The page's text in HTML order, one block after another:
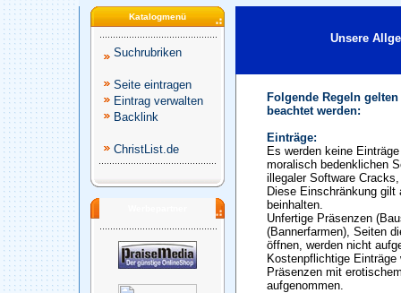
Katalogmenü
Suchrubriken
Seite eintragen
Eintrag verwalten
Backlink
ChristList.de
Unsere
Folgende Regeln
beachtet werden:
Einträge:
Es werden keine
moralisch bedenklichen
illegaler Software
Diese Einschränkung
beinhalten.
Unfertige Präsenzen
(Bannerfarmen), Seiten
öffnen, werden nicht
Kostenpflichtige
Präsenzen mit
aufgenommen.